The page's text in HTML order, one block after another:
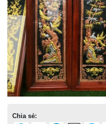
Chia sẻ: